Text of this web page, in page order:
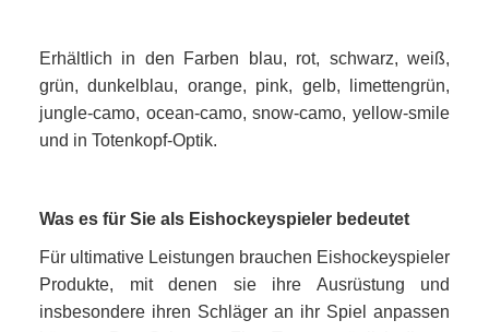
Erhältlich in den Farben blau, rot, schwarz, weiß,
grün, dunkelblau, orange, pink, gelb, limettengrün,
jungle-camo, ocean-camo, snow-camo, yellow-smile
und in Totenkopf-Optik.
Was es für Sie als Eishockeyspieler bedeutet
Für ultimative Leistungen brauchen Eishockeyspieler
Produkte, mit denen sie ihre Ausrüstung und
insbesondere ihren Schläger an ihr Spiel anpassen